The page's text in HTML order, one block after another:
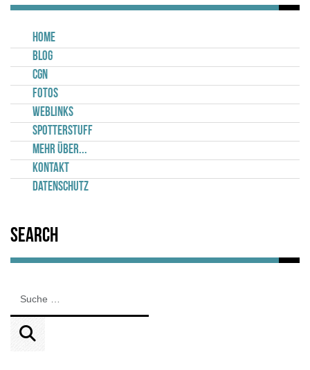
Home
Blog
CGN
Fotos
Weblinks
Spotterstuff
Mehr über...
Kontakt
Datenschutz
Search